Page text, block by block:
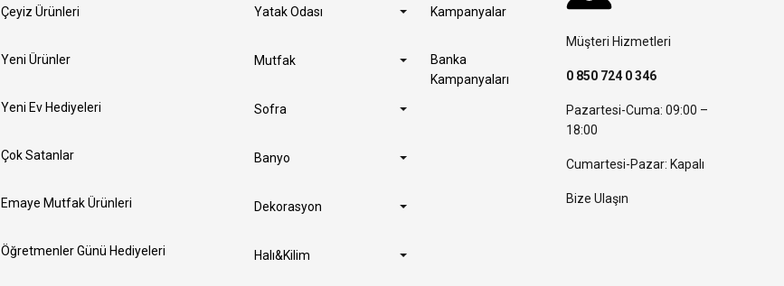
Çeyiz Ürünleri
Yeni Ürünler
Yeni Ev Hediyeleri
Çok Satanlar
Emaye Mutfak Ürünleri
Öğretmenler Günü Hediyeleri
Yatak Odası
Mutfak
Sofra
Banyo
Dekorasyon
Halı&Kilim
Kampanyalar
Banka
Kampanyaları
Müşteri Hizmetleri
0 850 724 0 346
Pazartesi-Cuma: 09:00 –
18:00
Cumartesi-Pazar: Kapalı
Bize Ulaşın